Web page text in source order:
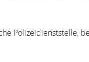
Polizeidienststelle,